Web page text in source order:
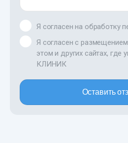
Я согласен на обработку
Я согласен с
этом и других сайтах, где
КЛИНИК
Оставить